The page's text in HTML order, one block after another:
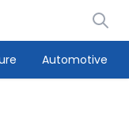
Automotive